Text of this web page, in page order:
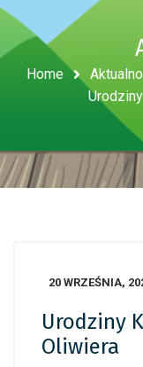
Home
20 WRZEŚNIA,
Urodziny
Oliwiera